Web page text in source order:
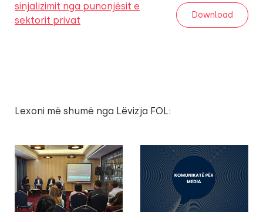
sinjalizimit nga punonjësit e
sektorit privat
Download
Lexoni më shumë nga Lëvizja FOL: